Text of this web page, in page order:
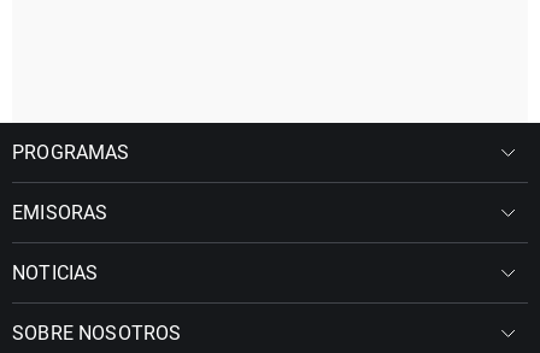
PROGRAMAS
EMISORAS
NOTICIAS
SOBRE NOSOTROS